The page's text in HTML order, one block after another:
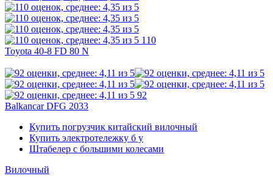
110
Toyota 40-8 FD 80 N
92
Balkancar DFG 2033
Купить погрузчик китайский вилочный
Купить электротележку б у
Штабелер с большими колесами
Вилочный